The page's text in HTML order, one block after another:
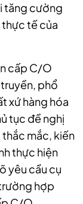
tăng cường
thực tế của
cấp C/O
phổ
xứ hàng hóa
tục đề nghị
mắc, kiến
thực hiện
yêu cầu cụ
hợp